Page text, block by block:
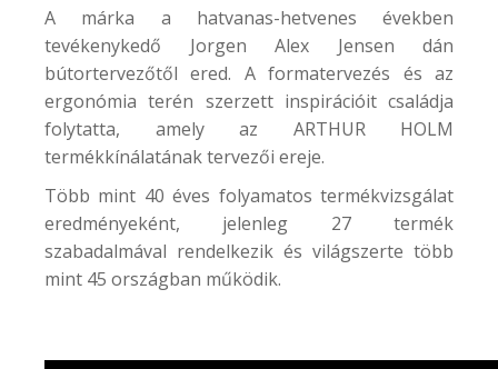
A márka a hatvanas-hetvenes években
tevékenykedő Jorgen Alex Jensen dán
bútortervezőtől ered. A formatervezés és az
ergonómia terén szerzett inspirációit családja
folytatta, amely az ARTHUR HOLM
termékkínálatának tervezői ereje.
Több mint 40 éves folyamatos termékvizsgálat
eredményeként, jelenleg 27 termék
szabadalmával rendelkezik és világszerte több
mint 45 országban működik.